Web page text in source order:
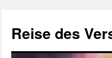
Reise des